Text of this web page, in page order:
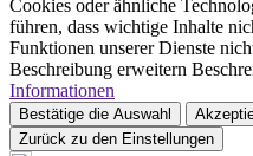
Cookies oder ähnliche
führen, dass wichtige Inhalte
Funktionen unserer Dienste
Beschreibung erweitern
Informationen
Bestätige die Auswahl
Zurück zu den Einstellungen